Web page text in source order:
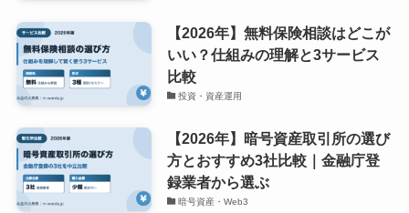
【2026年】無料保険相談はどこが
いい？仕組みの理解と3サービス
比較
投資・資産運用
【2026年】暗号資産取引所の選び
方とおすすめ3社比較｜金融庁登
録業者から選ぶ
暗号資産・Web3